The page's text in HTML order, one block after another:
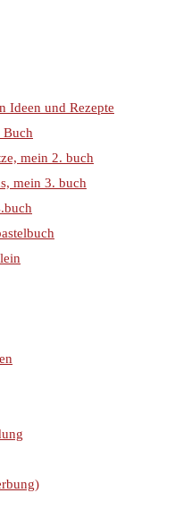
Ideen und Rezepte
Buch
mein 2. buch
mein 3. buch